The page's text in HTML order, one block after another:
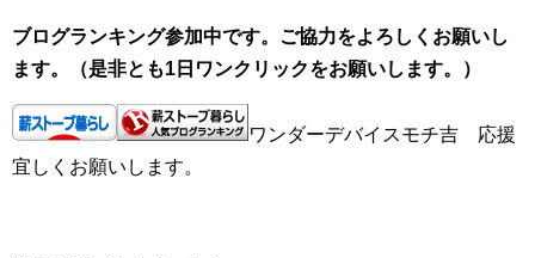
ブログランキング参加中です。ご協力をよろしくお願いし
ます。（是非とも1日ワンクリックをお願いします。）
ワンダーデバイスモチ吉 応援
宜しくお願いします。